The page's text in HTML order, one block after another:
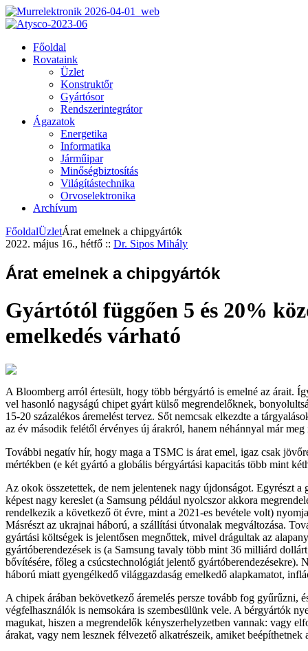
Főoldal
Rovataink
Üzlet
Konstruktőr
Gyártósor
Rendszerintegrátor
Ágazatok
Energetika
Informatika
Járműipar
Minőségbiztosítás
Világítástechnika
Orvoselektronika
Archívum
FőoldalÜzletÁrat emelnek a chipgyártók
2022. május 16., hétfő :: Dr. Sipos Mihály
Árat emelnek a chipgyártók
Gyártótól függően 5 és 20%
emelkedés várható
A Bloomberg arról értesült, hogy több bérgyártó is emelné az árait.
vel hasonló nagyságú chipet gyárt külső megrendelőknek,
15-20 százalékos áremelést tervez. Sőt nemcsak elkezdte a
az év második felétől érvényes új árakról, hanem néhánnyal már
További negatív hír, hogy maga a TSMC is árat emel, igaz csak
mértékben (e két gyártó a globális bérgyártási kapacitás több mint
Az okok összetettek, de nem jelentenek nagy újdonságot. Egyrészt a
képest nagy kereslet (a Samsung például nyolcszor akkora
rendelkezik a következő öt évre, mint a 2021-es bevétele volt)
Másrészt az ukrajnai háború, a szállítási útvonalak megváltozása.
gyártási költségek is jelentősen megnőttek, mivel drágultak az
gyártóberendezések is (a Samsung tavaly több mint 36 milliárd
bővítésére, főleg a csúcstechnológiát jelentő gyártóberendezésekre).
háború miatt gyengélkedő világgazdaság emelkedő alapkamatot,
A chipek árában bekövetkező áremelés persze tovább fog gyűrűzni,
végfelhasználók is nemsokára is szembesülünk vele. A bérgyártók
magukat, hiszen a megrendelők kényszerhelyzetben vannak: vagy
árakat, vagy nem lesznek félvezető alkatrészeik, amiket beépíthetnek